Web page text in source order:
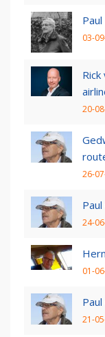
03-
20-
26-
24-
01-
21-